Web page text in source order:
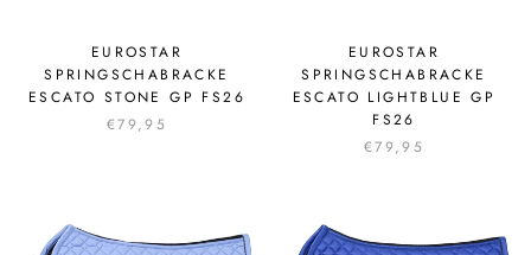
EUROSTAR
SPRINGSCHABRACKE
ESCATO STONE GP FS26
€79,95
EUROSTAR
SPRINGSCHABRACKE
ESCATO LIGHTBLUE GP
FS26
€79,95